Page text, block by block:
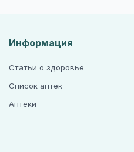
Информация
Статьи о здоровье
Список аптек
Аптеки